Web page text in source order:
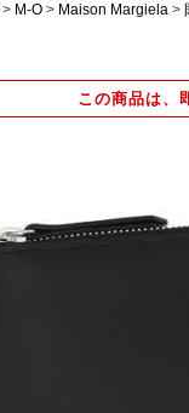
M-O Maison Margiela
この商品は、